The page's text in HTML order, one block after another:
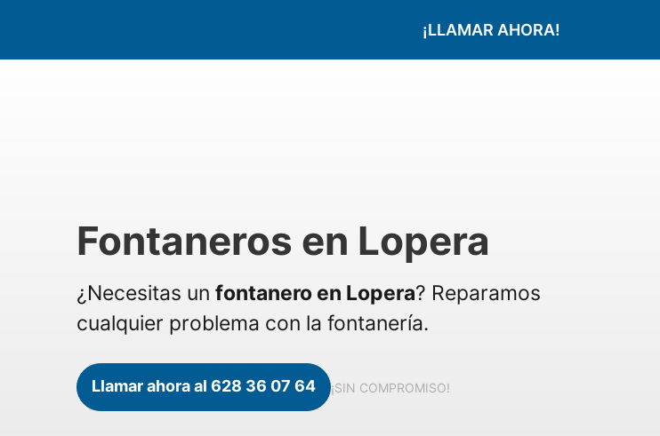
¡LLAMAR AHORA!
Fontaneros en Lopera
¿Necesitas un fontanero en Lopera? Reparamos
cualquier problema con la fontanería.
Llamar ahora al 628 36 07 64 ¡SIN COMPROMISO!